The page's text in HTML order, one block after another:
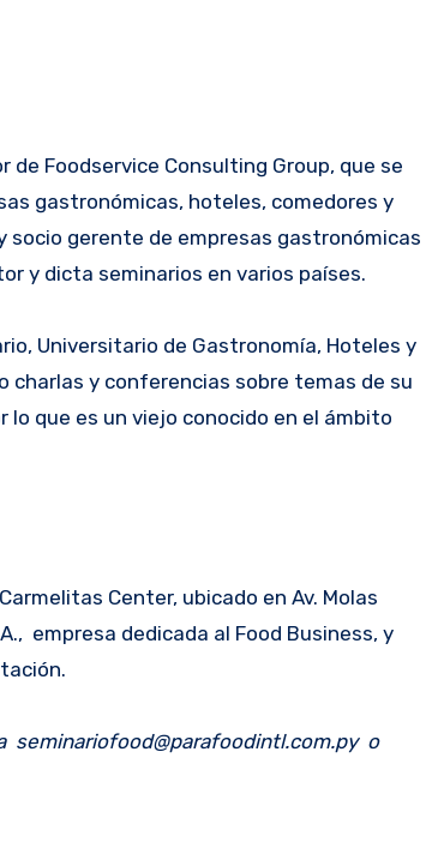
Foodservice Consulting Group, que se
gastronómicas, hoteles, comedores y
socio gerente de empresas gastronómicas
y dicta seminarios en varios países.
Universitario de Gastronomía, Hoteles y
charlas y conferencias sobre temas de su
que es un viejo conocido en el ámbito
Center, ubicado en Av. Molas
empresa dedicada al Food Business, y
seminariofood@parafoodintl.com.py o